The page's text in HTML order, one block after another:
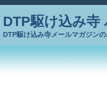
DTP駆け込み寺
DTP駆け込み寺メールマガジン